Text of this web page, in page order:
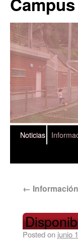
Noticias
←
Posted on junio